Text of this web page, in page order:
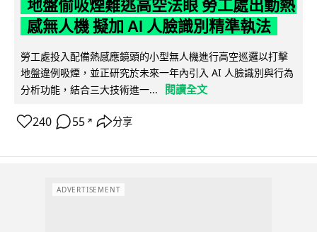
地盤偷吸煙難逃高空法眼 勞工處出動熱
感無人機 擬加 AI 人臉識別精準執法
勞工處投入配備熱感應鏡頭的小型無人機進行高空巡邏以打擊
地盤違例吸煙，並正研究於未來一年內引入 AI 人臉識別與行為
分析功能，結合三大技術進一...
閱讀全文
240 55 ↗ 分享
ADVERTISEMENT